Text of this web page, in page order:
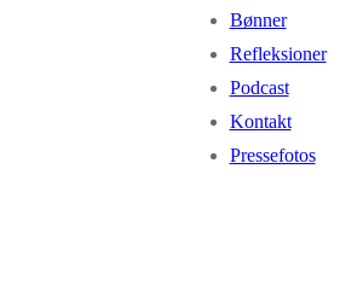
Bønner
Refleksioner
Podcast
Kontakt
Pressefotos